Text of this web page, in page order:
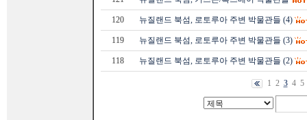
120 뉴질랜드 북섬, 로토루아 주변 박물관들 (4)
119 뉴질랜드 북섬, 로토루아 주변 박물관들 (3)
118 뉴질랜드 북섬, 로토루아 주변 박물관들 (2)
1 2 3 4 5